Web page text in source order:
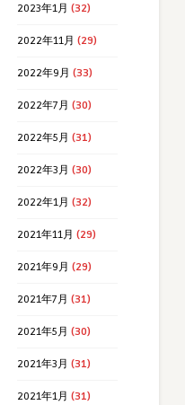
2023年1月 (32)
2022年11月 (29)
2022年9月 (33)
2022年7月 (30)
2022年5月 (31)
2022年3月 (30)
2022年1月 (32)
2021年11月 (29)
2021年9月 (29)
2021年7月 (31)
2021年5月 (30)
2021年3月 (31)
2021年1月 (31)